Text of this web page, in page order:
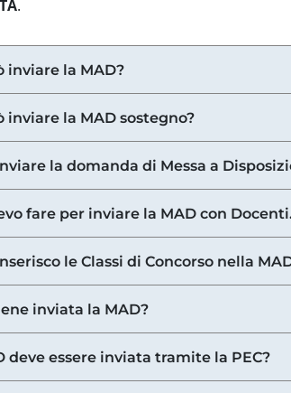
.
inviare la MAD?
inviare la MAD sostegno?
la domanda di Messa a
fare per inviare la MAD con
le Classi di Concorso nella
inviata la MAD?
deve essere inviata tramite la PEC?